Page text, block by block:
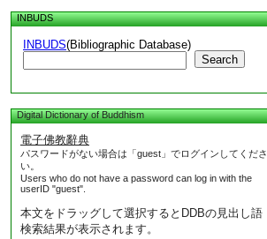
INBUDS
INBUDS(Bibliographic Database)
Search
Digital Dictionary of Buddhism
電子佛教辭典
パスワードがない場合は「guest」でログインしてくださ
い。
Users who do not have a password can log in with the
userID "guest".
本文をドラッグして選択するとDDBの見出し語
検索結果が表示されます。